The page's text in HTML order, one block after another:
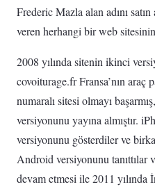
Frederic Mazla alan adını
veren herhangi bir web
2008 yılında sitenin ikinci
covoiturage.fr Fransa’nın araç
numaralı sitesi olmayı
versiyonunu yayına almıştır.
versiyonunu gösterdiler ve
Android versiyonunu tanıttılar
devam etmesi ile 2011 yılında